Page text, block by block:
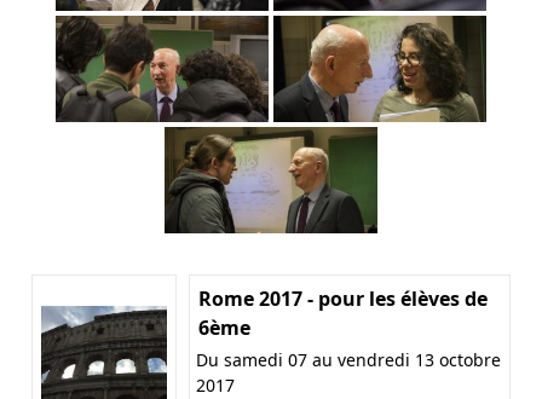
Rome 2017 - pour les élèves de
6ème
Du samedi 07 au vendredi 13 octobre
2017